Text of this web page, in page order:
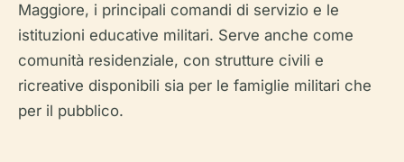
Maggiore, i principali comandi di servizio e le
istituzioni educative militari. Serve anche come
comunità residenziale, con strutture civili e
ricreative disponibili sia per le famiglie militari che
per il pubblico.